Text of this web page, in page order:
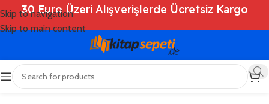
Skip to navigation
Skip to main content
30 Euro Üzeri Alışverişlerde Ücretsiz Kargo
Ana Sayfa Shop